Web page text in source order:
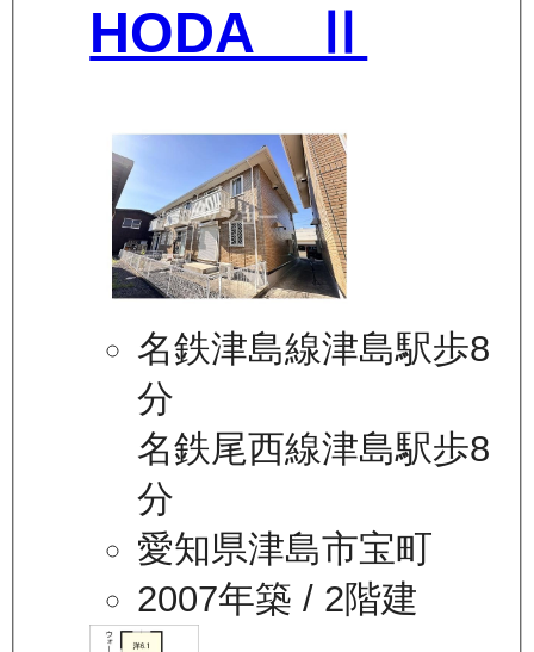
HODA Ⅱ
名鉄津島線津島駅歩8
分
名鉄尾西線津島駅歩8
分
愛知県津島市宝町
2007年築 / 2階建